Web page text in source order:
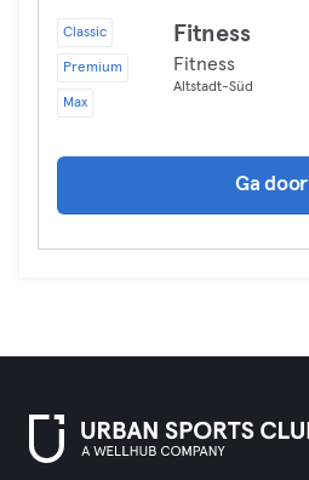
Classic
Premium
Max
Fitness
Fitness
Altstadt-Süd
Ga door